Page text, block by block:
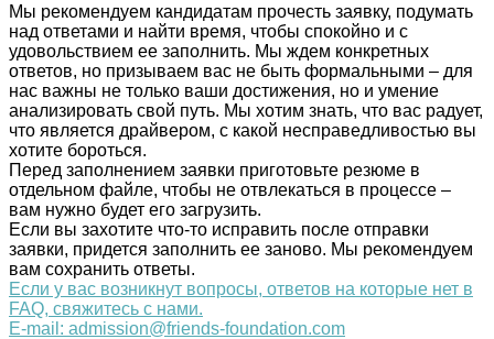
Мы рекомендуем кандидатам прочесть заявку, подумать
над ответами и найти время, чтобы спокойно и с
удовольствием ее заполнить. Мы ждем конкретных
ответов, но призываем вас не быть формальными – для
нас важны не только ваши достижения, но и умение
анализировать свой путь. Мы хотим знать, что вас радует,
что является драйвером, с какой несправедливостью вы
хотите бороться.
Перед заполнением заявки приготовьте резюме в
отдельном файле, чтобы не отвлекаться в процессе –
вам нужно будет его загрузить.
Если вы захотите что-то исправить после отправки
заявки, придется заполнить ее заново. Мы рекомендуем
вам сохранить ответы.
Если у вас возникнут вопросы, ответов на которые нет в
FAQ, свяжитесь с нами.
E-mail: admission@friends-foundation.com